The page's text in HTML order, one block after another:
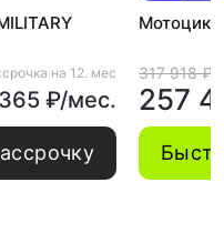
на 12. мес
₽/мес.
317 918 ₽
257